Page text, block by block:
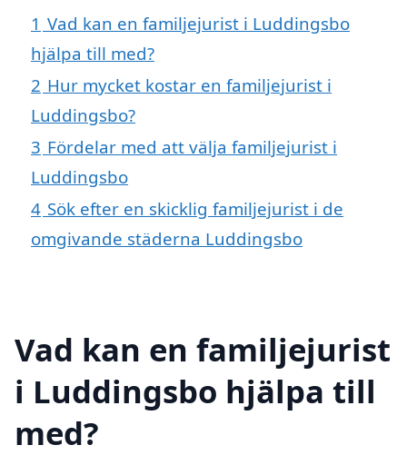
1 Vad kan en familjejurist i Luddingsbo
hjälpa till med?
2 Hur mycket kostar en familjejurist i
Luddingsbo?
3 Fördelar med att välja familjejurist i
Luddingsbo
4 Sök efter en skicklig familjejurist i de
omgivande städerna Luddingsbo
Vad kan en familjejurist
i Luddingsbo hjälpa till
med?